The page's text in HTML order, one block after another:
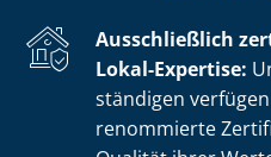
Ausschließlich
Lokal-Expertise:
stän­di­gen
renommierte